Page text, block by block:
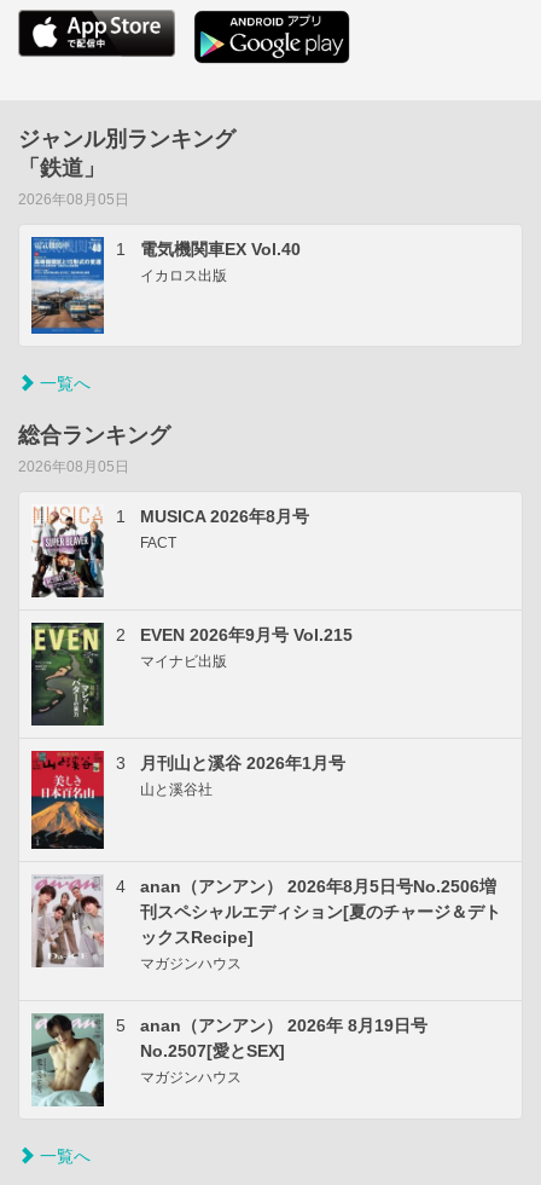
ジャンル別ランキング
「鉄道」
2026年08月05日
1 電気機関車EX Vol.40
イカロス出版
一覧へ
総合ランキング
2026年08月05日
1 MUSICA 2026年8月号
FACT
2 EVEN 2026年9月号 Vol.215
マイナビ出版
3 月刊山と溪谷 2026年1月号
山と溪谷社
4
anan（アンアン） 2026年8月5日号No.2506増
刊スペシャルエディション[夏のチャージ＆デト
ックスRecipe]
マガジンハウス
5
anan（アンアン） 2026年 8月19日号
No.2507[愛とSEX]
マガジンハウス
一覧へ